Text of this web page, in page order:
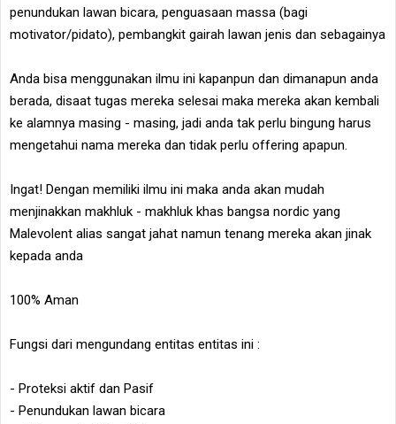
penundukan lawan bicara, penguasaan massa (bagi
motivator/pidato), pembangkit gairah lawan jenis dan sebagainya
Anda bisa menggunakan ilmu ini kapanpun dan dimanapun anda
berada, disaat tugas mereka selesai maka mereka akan kembali
ke alamnya masing - masing, jadi anda tak perlu bingung harus
mengetahui nama mereka dan tidak perlu offering apapun.
Ingat! Dengan memiliki ilmu ini maka anda akan mudah
menjinakkan makhluk - makhluk khas bangsa nordic yang
Malevolent alias sangat jahat namun tenang mereka akan jinak
kepada anda
100% Aman
Fungsi dari mengundang entitas entitas ini :
- Proteksi aktif dan Pasif
- Penundukan lawan bicara